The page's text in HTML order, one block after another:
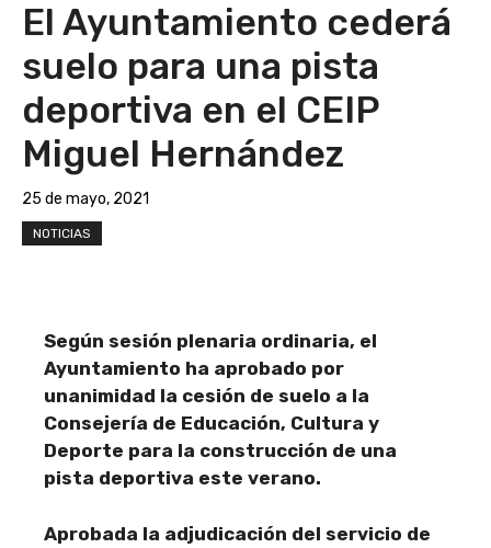
El Ayuntamiento cederá
suelo para una pista
deportiva en el CEIP
Miguel Hernández
25 de mayo, 2021
NOTICIAS
Según sesión plenaria ordinaria, el
Ayuntamiento ha aprobado por
unanimidad la cesión de suelo a la
Consejería de Educación, Cultura y
Deporte para la construcción de una
pista deportiva este verano.
Aprobada la adjudicación del servicio de